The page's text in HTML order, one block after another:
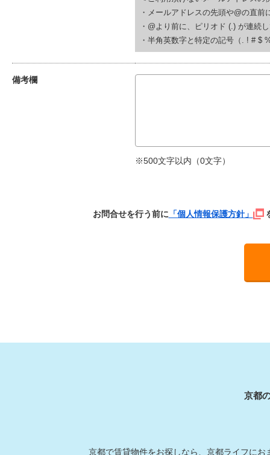
・メールアドレスの先頭や@の直
・@より前に、ピリオド (.) が連続
・半角英数字と特定の記号（. ! # $
備考欄
※500文字以内（0文字）
お問合せを行う前に「個人情報保護方針」
京都
京都で賃貸物件をお探しなら、京都ライフに